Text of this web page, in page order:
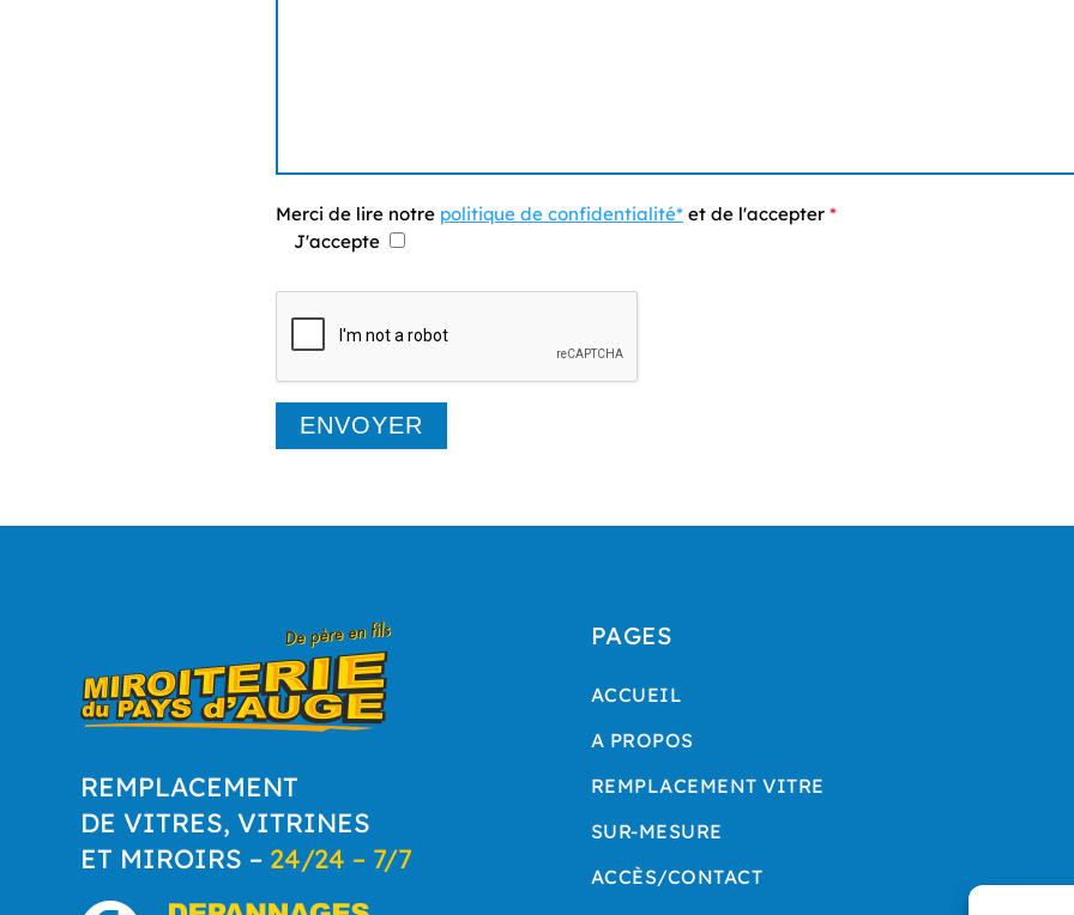
Merci de lire notre politique de confidentialité* et de l'accepter *
J'accepte
REMPLACEMENT
DE VITRES, VITRINES
ET MIROIRS – 24/24 – 7/7
PAGES
ACCUEIL
A PROPOS
REMPLACEMENT VITRE
SUR-MESURE
ACCÈS/CONTACT